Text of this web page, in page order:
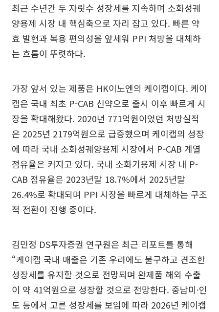
최근 수년간 두 자릿수 성장세를 지속하며 소화성궤
양용제 시장 내 핵심축으로 자리 잡고 있다. 빠른 약
효 발현과 복용 편의성을 앞세워 PPI 처방을 대체하
는 흐름이 뚜렷하다.
가장 앞서 있는 제품은 HK이노엔의 케이캡이다. 케이
캡은 국내 최초 P-CAB 신약으로 출시 이후 빠르게 시
장을 확대해왔다. 2020년 771억원이었던 처방실적
은 2025년 2179억원으로 급증했으며 케이캡의 성장
에 따라 국내 소화성궤양용제 시장에서 P-CAB 계열
점유율은 커지고 있다. 국내 소화기용제 시장 내 P-
CAB 점유율은 2023년말 18.7%에서 2025년말
26.4%로 확대되며 PPI 시장을 빠르게 대체하는 구조
적 전환이 진행 중이다.
김민정 DS투자증권 연구원은 최근 리포트를 통해
“케이캡 국내 매출은 기존 우려에도 불구하고 견조한
성장세를 유지할 것으로 전망되며 완제품 해외 수출
이 약 41억원으로 성장할 것으로 전망한다. 중남미·인
도 등에서 고른 성장세를 보임에 따라 2026년 케이캡